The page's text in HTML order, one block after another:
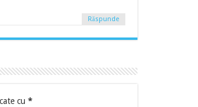
Răspunde
cu *